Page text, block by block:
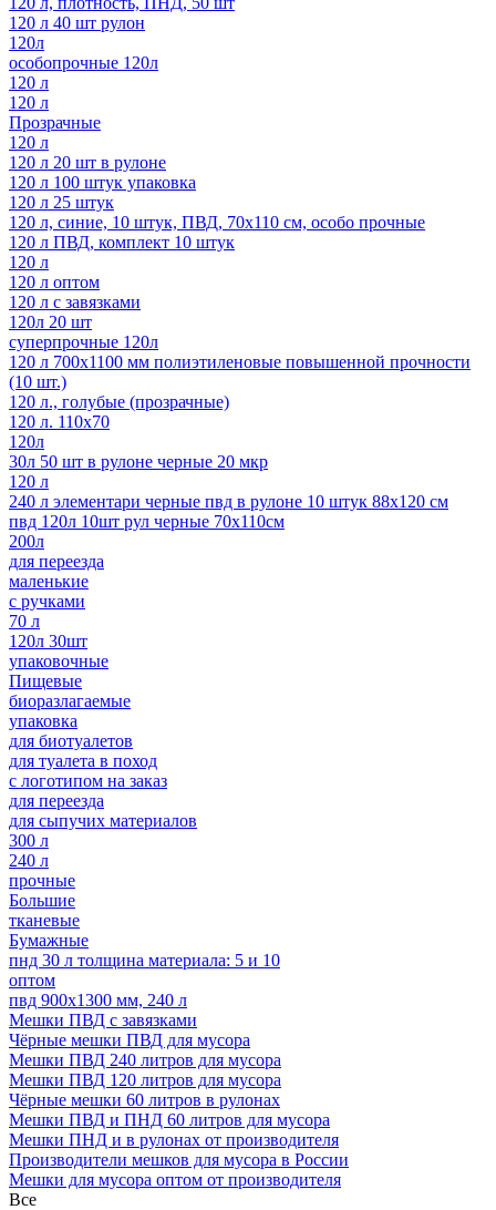
120 л 40 шт рулон
120л
особопрочные 120л
120 л
120 л
Прозрачные
120 л
120 л 20 шт в рулоне
120 л 100 штук упаковка
120 л 25 штук
120 л, синие, 10 штук, ПВД, 70х110 см, особо прочные
120 л ПВД, комплект 10 штук
120 л
120 л оптом
120 л с завязками
120л 20 шт
суперпрочные 120л
120 л 700х1100 мм полиэтиленовые повышенной прочности
(10 шт.)
120 л., голубые (прозрачные)
120 л. 110х70
120л
30л 50 шт в рулоне черные 20 мкр
120 л
240 л элементари черные пвд в рулоне 10 штук 88x120 см
пвд 120л 10шт рул черные 70х110см
200л
для переезда
маленькие
с ручками
70 л
120л 30шт
упаковочные
Пищевые
биоразлагаемые
упаковка
для биотуалетов
для туалета в поход
с логотипом на заказ
для переезда
для сыпучих материалов
300 л
240 л
прочные
Большие
тканевые
Бумажные
пнд 30 л толщина материала: 5 и 10
оптом
пвд 900х1300 мм, 240 л
Мешки ПВД с завязками
Чёрные мешки ПВД для мусора
Мешки ПВД 240 литров для мусора
Мешки ПВД 120 литров для мусора
Чёрные мешки 60 литров в рулонах
Мешки ПВД и ПНД 60 литров для мусора
Мешки ПНД и в рулонах от производителя
Производители мешков для мусора в России
Мешки для мусора оптом от производителя
Все